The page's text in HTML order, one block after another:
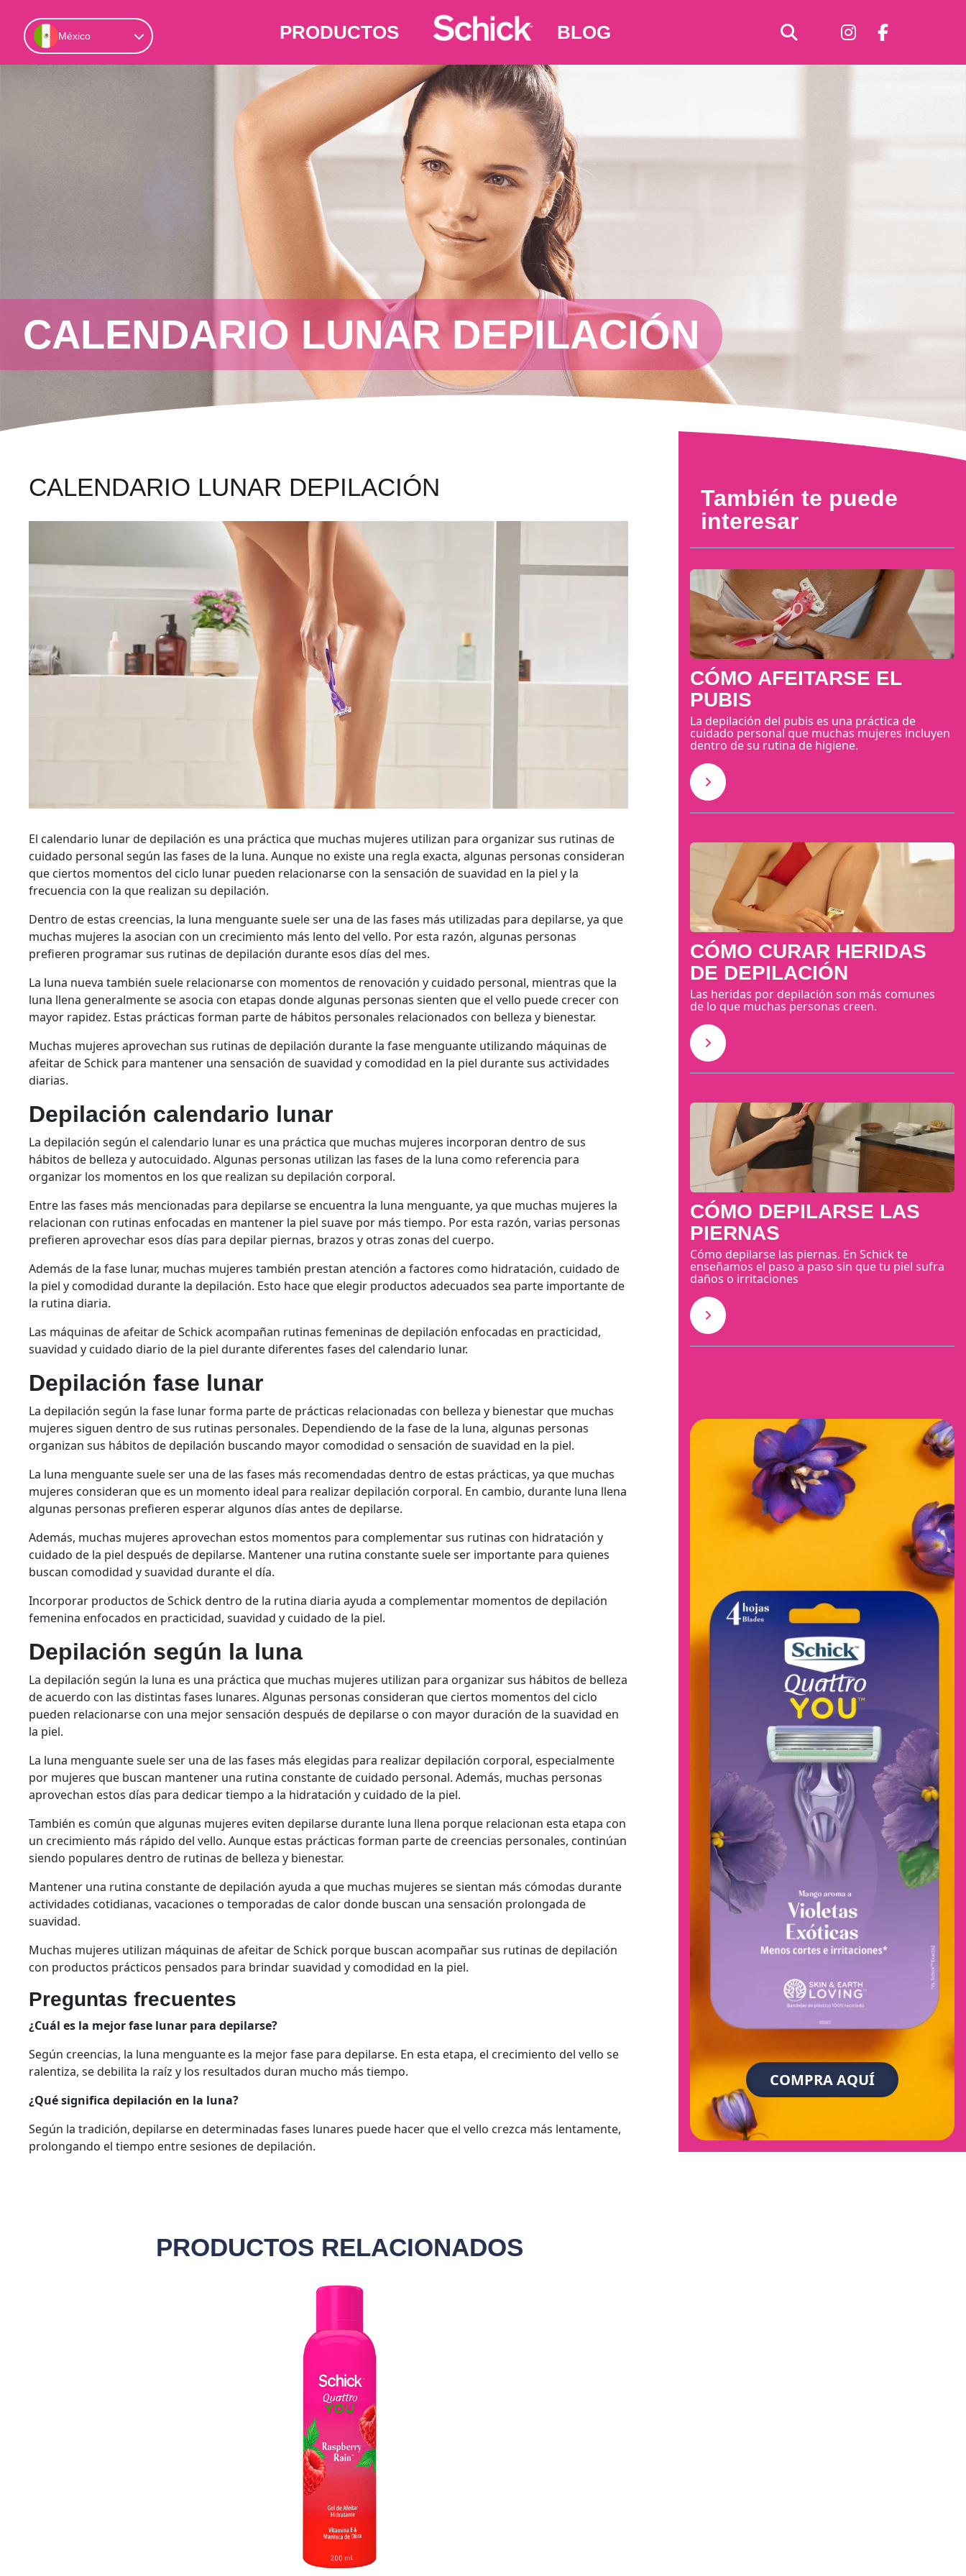
México PRODUCTOS BLOG
CALENDARIO LUNAR DEPILACIÓN
CALENDARIO LUNAR DEPILACIÓN
El calendario lunar de depilación es una práctica que muchas mujeres utilizan para organizar sus rutinas de
cuidado personal según las fases de la luna. Aunque no existe una regla exacta, algunas personas consideran
que ciertos momentos del ciclo lunar pueden relacionarse con la sensación de suavidad en la piel y la
frecuencia con la que realizan su depilación.
Dentro de estas creencias, la luna menguante suele ser una de las fases más utilizadas para depilarse, ya que
muchas mujeres la asocian con un crecimiento más lento del vello. Por esta razón, algunas personas
prefieren programar sus rutinas de depilación durante esos días del mes.
La luna nueva también suele relacionarse con momentos de renovación y cuidado personal, mientras que la
luna llena generalmente se asocia con etapas donde algunas personas sienten que el vello puede crecer con
mayor rapidez. Estas prácticas forman parte de hábitos personales relacionados con belleza y bienestar.
Muchas mujeres aprovechan sus rutinas de depilación durante la fase menguante utilizando máquinas de
afeitar de Schick para mantener una sensación de suavidad y comodidad en la piel durante sus actividades
diarias.
Depilación calendario lunar
La depilación según el calendario lunar es una práctica que muchas mujeres incorporan dentro de sus
hábitos de belleza y autocuidado. Algunas personas utilizan las fases de la luna como referencia para
organizar los momentos en los que realizan su depilación corporal.
Entre las fases más mencionadas para depilarse se encuentra la luna menguante, ya que muchas mujeres la
relacionan con rutinas enfocadas en mantener la piel suave por más tiempo. Por esta razón, varias personas
prefieren aprovechar esos días para depilar piernas, brazos y otras zonas del cuerpo.
Además de la fase lunar, muchas mujeres también prestan atención a factores como hidratación, cuidado de
la piel y comodidad durante la depilación. Esto hace que elegir productos adecuados sea parte importante de
la rutina diaria.
Las máquinas de afeitar de Schick acompañan rutinas femeninas de depilación enfocadas en practicidad,
suavidad y cuidado diario de la piel durante diferentes fases del calendario lunar.
Depilación fase lunar
La depilación según la fase lunar forma parte de prácticas relacionadas con belleza y bienestar que muchas
mujeres siguen dentro de sus rutinas personales. Dependiendo de la fase de la luna, algunas personas
organizan sus hábitos de depilación buscando mayor comodidad o sensación de suavidad en la piel.
La luna menguante suele ser una de las fases más recomendadas dentro de estas prácticas, ya que muchas
mujeres consideran que es un momento ideal para realizar depilación corporal. En cambio, durante luna llena
algunas personas prefieren esperar algunos días antes de depilarse.
Además, muchas mujeres aprovechan estos momentos para complementar sus rutinas con hidratación y
cuidado de la piel después de depilarse. Mantener una rutina constante suele ser importante para quienes
buscan comodidad y suavidad durante el día.
Incorporar productos de Schick dentro de la rutina diaria ayuda a complementar momentos de depilación
femenina enfocados en practicidad, suavidad y cuidado de la piel.
Depilación según la luna
La depilación según la luna es una práctica que muchas mujeres utilizan para organizar sus hábitos de belleza
de acuerdo con las distintas fases lunares. Algunas personas consideran que ciertos momentos del ciclo
pueden relacionarse con una mejor sensación después de depilarse o con mayor duración de la suavidad en
la piel.
La luna menguante suele ser una de las fases más elegidas para realizar depilación corporal, especialmente
por mujeres que buscan mantener una rutina constante de cuidado personal. Además, muchas personas
aprovechan estos días para dedicar tiempo a la hidratación y cuidado de la piel.
También es común que algunas mujeres eviten depilarse durante luna llena porque relacionan esta etapa con
un crecimiento más rápido del vello. Aunque estas prácticas forman parte de creencias personales, continúan
siendo populares dentro de rutinas de belleza y bienestar.
Mantener una rutina constante de depilación ayuda a que muchas mujeres se sientan más cómodas durante
actividades cotidianas, vacaciones o temporadas de calor donde buscan una sensación prolongada de
suavidad.
Muchas mujeres utilizan máquinas de afeitar de Schick porque buscan acompañar sus rutinas de depilación
con productos prácticos pensados para brindar suavidad y comodidad en la piel.
Preguntas frecuentes
¿Cuál es la mejor fase lunar para depilarse?
Según creencias, la luna menguante es la mejor fase para depilarse. En esta etapa, el crecimiento del vello se
ralentiza, se debilita la raíz y los resultados duran mucho más tiempo.
¿Qué significa depilación en la luna?
Según la tradición, depilarse en determinadas fases lunares puede hacer que el vello crezca más lentamente,
prolongando el tiempo entre sesiones de depilación.
PRODUCTOS RELACIONADOS
También te puede
interesar
CÓMO AFEITARSE EL
PUBIS
La depilación del pubis es una práctica de
cuidado personal que muchas mujeres incluyen
dentro de su rutina de higiene.
CÓMO CURAR HERIDAS
DE DEPILACIÓN
Las heridas por depilación son más comunes
de lo que muchas personas creen.
CÓMO DEPILARSE LAS
PIERNAS
Cómo depilarse las piernas. En Schick te
enseñamos el paso a paso sin que tu piel sufra
daños o irritaciones
COMPRA AQUÍ